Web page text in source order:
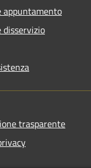
appuntamento
disservizio
trasparente